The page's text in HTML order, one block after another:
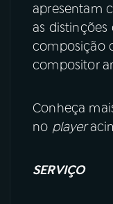
apresentam
as distinções
composição
compositor
Conheça
no player
SERVIÇO